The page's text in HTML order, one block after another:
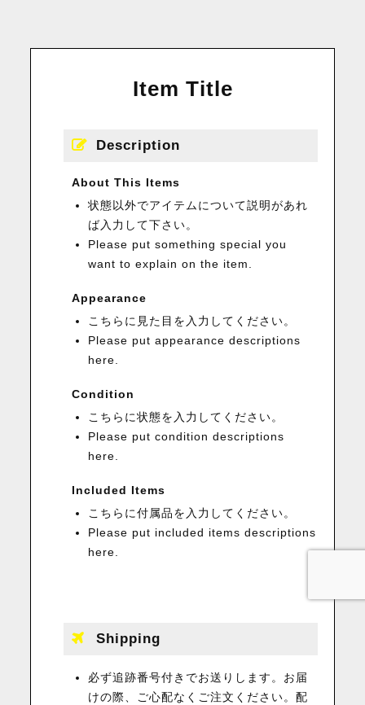
Item Title
Description
About This Items
状態以外でアイテムについて説明があれ
ば入力して下さい。
Please put something special you
want to explain on the item.
Appearance
こちらに見た目を入力してください。
Please put appearance descriptions
here.
Condition
こちらに状態を入力してください。
Please put condition descriptions
here.
Included Items
こちらに付属品を入力してください。
Please put included items descriptions
here.
Shipping
必ず追跡番号付きでお送りします。お届
けの際、ご心配なくご注文ください。配